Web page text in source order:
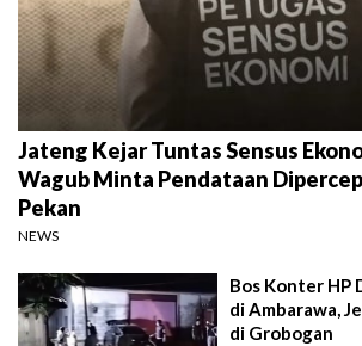
Jateng Kejar Tuntas Sensus
Wagub Minta Pendataan
Pekan
NEWS
Bos Konter HP
di Ambarawa,
di Grobogan